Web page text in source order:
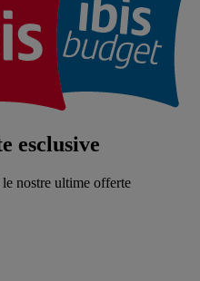
esclusive
nostre ultime offerte